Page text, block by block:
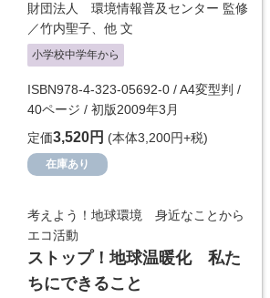
財団法人 環境情報普及センター 監修
／竹内聖子 、他 文
小学校中学年から
ISBN978-4-323-05692-0 / A4変型判 /
40ページ / 初版2009年3月
定価3,520円 (本体3,200円+税)
在庫あり
考えよう！地球環境 身近なことから
エコ活動
ストップ！地球温暖化 私た
ちにできること